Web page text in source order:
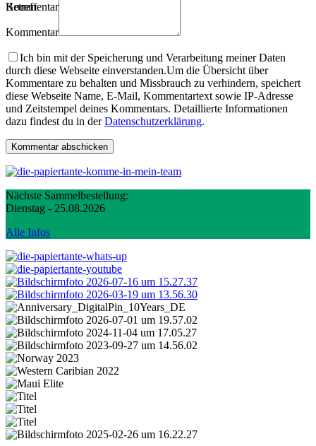
Betreff
Kommentartitel
Kommentar
Ich bin mit der Speicherung und Verarbeitung meiner Daten
durch diese Webseite einverstanden.Um die Übersicht über
Kommentare zu behalten und Missbrauch zu verhindern, speichert
diese Webseite Name, E-Mail, Kommentartext sowie IP-Adresse
und Zeitstempel deines Kommentars. Detaillierte Informationen
dazu findest du in derDatenschutzerklärung.
Nächste Sammelbestellung:
Dienstag - 25.08.2026
Alle Infos